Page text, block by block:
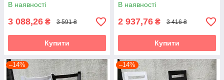
В наявності
3 088,26 ₴ 3 591 ₴
Купити
В наявності
2 937,76 ₴ 3 416 ₴
Купити
–14% –14%